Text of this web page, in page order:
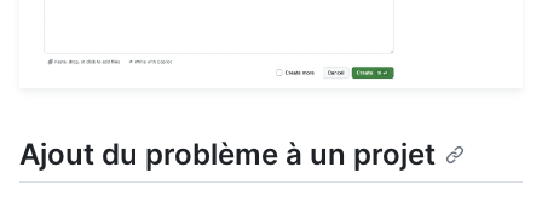
Ajout du problème à un projet